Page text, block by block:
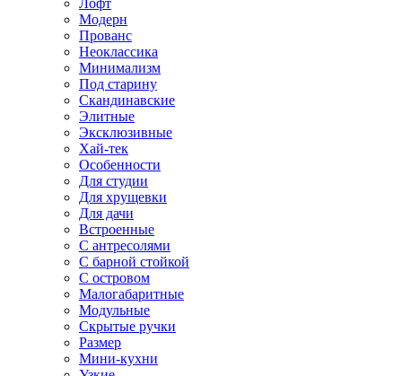
Лофт
Модерн
Прованс
Неоклассика
Минимализм
Под старину
Скандинавские
Элитные
Эксклюзивные
Хай-тек
Особенности
Для студии
Для хрущевки
Для дачи
Встроенные
С антресолями
С барной стойкой
С островом
Малогабаритные
Модульные
Скрытые ручки
Размер
Мини-кухни